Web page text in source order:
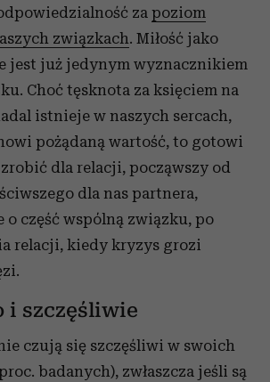
za poziom
związkach. Miłość jako
jest już jedynym wyznacznikiem
Choć tęsknota za księciem na
istnieje w naszych sercach,
pożądaną wartość, to gotowi
dla relacji, począwszy od
dla nas partnera,
o część wspólną związku, po
relacji, kiedy kryzys grozi
i szczęśliwie
czują się szczęśliwi w swoich
badanych), zwłaszcza jeśli są